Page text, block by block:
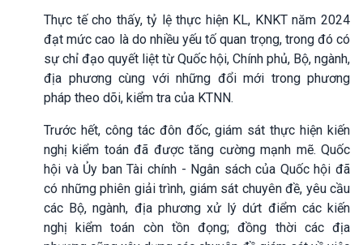
Thực tế cho thấy, tỷ lệ thực hiện KL, KNKT năm 2024
đạt mức cao là do nhiều yếu tố quan trọng, trong đó có
sự chỉ đạo quyết liệt từ Quốc hội, Chính phủ, Bộ, ngành,
địa phương cùng với những đổi mới trong phương
pháp theo dõi, kiểm tra của KTNN.
Trước hết, công tác đôn đốc, giám sát thực hiện kiến
nghị kiểm toán đã được tăng cường mạnh mẽ. Quốc
hội và Ủy ban Tài chính - Ngân sách của Quốc hội đã
có những phiên giải trình, giám sát chuyên đề, yêu cầu
các Bộ, ngành, địa phương xử lý dứt điểm các kiến
nghị kiểm toán còn tồn đọng; đồng thời các địa